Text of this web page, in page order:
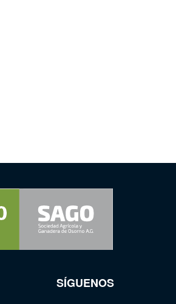
SÍGUENOS